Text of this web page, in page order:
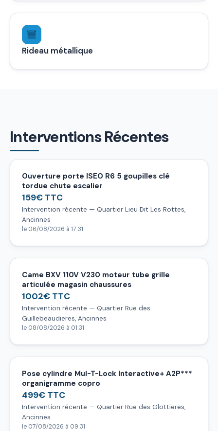
Rideau métallique
Interventions Récentes
Ouverture porte ISEO R6 5 goupilles clé
tordue chute escalier
159€ TTC
Intervention récente — Quartier Lieu Dit Les Rottes,
Ancinnes
le 06/08/2026 à 17:31
Came BXV 110V V230 moteur tube grille
articulée magasin chaussures
1002€ TTC
Intervention récente — Quartier Rue des
Guillebeaudieres, Ancinnes
le 08/08/2026 à 01:31
Pose cylindre Mul-T-Lock Interactive+ A2P***
organigramme copro
499€ TTC
Intervention récente — Quartier Rue des Glottieres,
Ancinnes
le 07/08/2026 à 09:31